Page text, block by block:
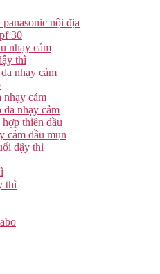
nội địa
30
nhạy cảm
thì
nhạy cảm
nhạy cảm
nhạy cảm
thiên dầu
cảm dầu mụn
dậy thì
thì